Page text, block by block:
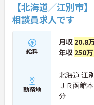
【北海道／江別市
相談員求人です
給料
月収 20.8
年収 250
勤務地
北海道 江
ＪＲ函館
分